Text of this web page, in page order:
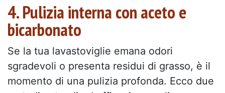
4. Pulizia interna con aceto e
bicarbonato
Se la tua lavastoviglie emana odori
sgradevoli o presenta residui di grasso, è il
momento di una pulizia profonda. Ecco due